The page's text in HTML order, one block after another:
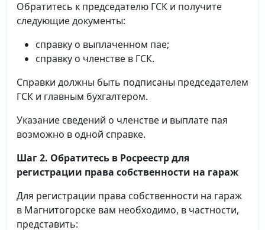
Обратитесь к председателю ГСК и получите
следующие документы:
справку о выплаченном пае;
справку о членстве в ГСК.
Справки должны быть подписаны председателем
ГСК и главным бухгалтером.
Указание сведений о членстве и выплате пая
возможно в одной справке.
Шаг 2. Обратитесь в Росреестр для
регистрации права собственности на гараж
Для регистрации права собственности на гараж
в Магнитогорске вам необходимо, в частности,
представить: